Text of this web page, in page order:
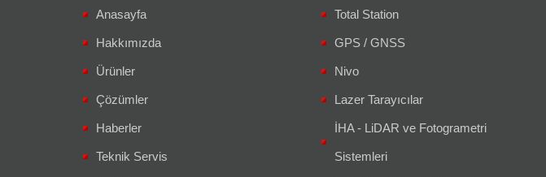
Anasayfa
Hakkımızda
Ürünler
Çözümler
Haberler
Teknik Servis
Total Station
GPS / GNSS
Nivo
Lazer Tarayıcılar
İHA - LiDAR ve Fotogrametri
Sistemleri